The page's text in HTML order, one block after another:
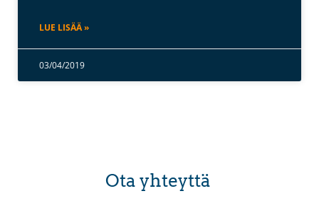
LUE LISÄÄ »
03/04/2019
Ota yhteyttä